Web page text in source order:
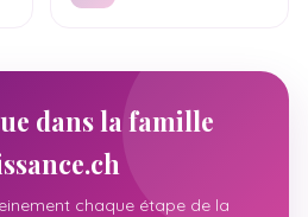
dans la famille
chaque étape de la